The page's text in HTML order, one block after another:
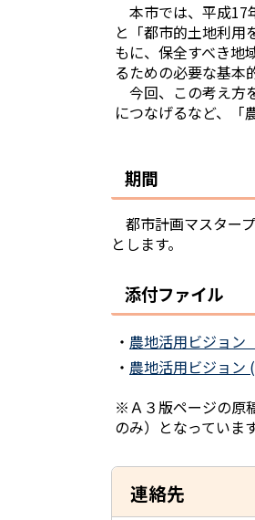
本市では、平成17
と「都市的土地利用
もに、保全すべき地
るための必要な基本
今回、この考え方
につなげるなど、「
期間
都市計画マスター
とします。
添付ファイル
・ 農地活用ビジョ
・ 農地活用ビジョ
※Ａ３版ページの原
のみ）となっていま
連絡先